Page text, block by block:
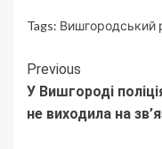
Tags: Вишгородський
Continue
Reading
Previous
У Вишгороді
не виходила на